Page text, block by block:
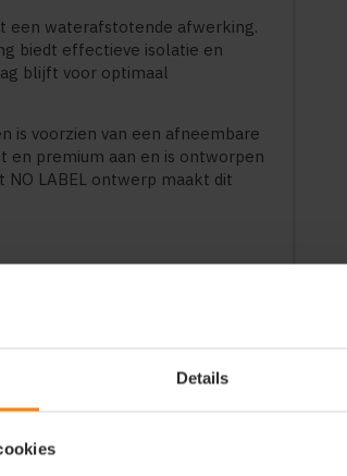
Details
een waterafstotende afwerking.
biedt effectieve isolatie en
blijft voor optimaal
is voorzien van een afneembare
en premium aan en is ontworpen
LABEL ontwerp maakt dit